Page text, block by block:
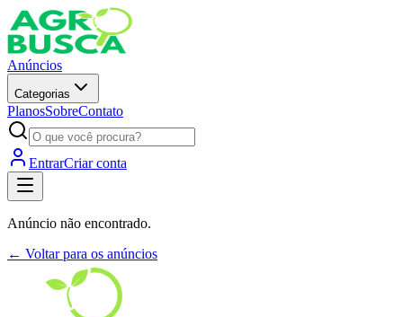
Anúncios
Categorias
PlanosSobreContato
EntrarCriar conta
Anúncio não encontrado.
← Voltar para os anúncios